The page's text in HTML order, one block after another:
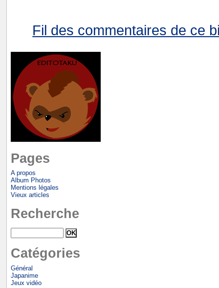
Fil des commentaires de ce
Pages
A propos
Album Photos
Mentions légales
Vieux articles
Recherche
Catégories
Général
Japanime
Jeux vidéo